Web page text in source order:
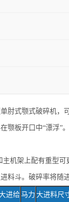
肘式颚式破碎机，
颚板开口中“漂浮”。
机架上配有重型
料斗。破碎率将随
进给马力 大进料尺